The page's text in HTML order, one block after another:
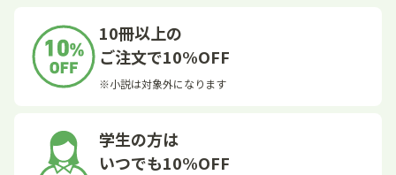
10冊以上の
ご注文で10%OFF
※小説は対象外になります
学生の方は
いつでも10%OFF